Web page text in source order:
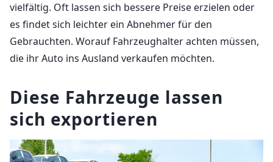
vielfältig. Oft lassen sich bessere Preise erzielen oder
es findet sich leichter ein Abnehmer für den
Gebrauchten. Worauf Fahrzeughalter achten müssen,
die ihr Auto ins Ausland verkaufen möchten.
Diese Fahrzeuge lassen
sich exportieren